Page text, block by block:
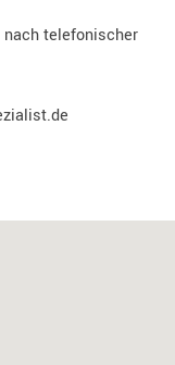
telefonischer